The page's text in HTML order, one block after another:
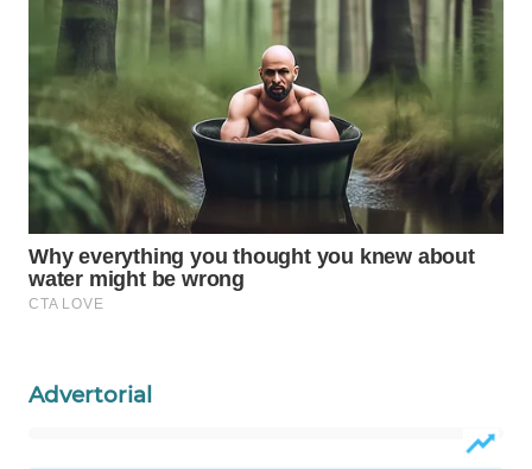
Advertorial
TV
WAHANANEWS
WAHANANEWS
CO ID
WAHANANEWS
NET